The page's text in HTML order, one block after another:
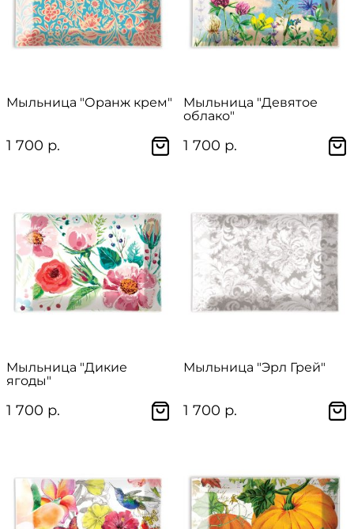
Мыльница "Оранж крем"
1 700 р.
Мыльница "Девятое
облако"
1 700 р.
Мыльница "Дикие
ягоды"
1 700 р.
Мыльница "Эрл Грей"
1 700 р.